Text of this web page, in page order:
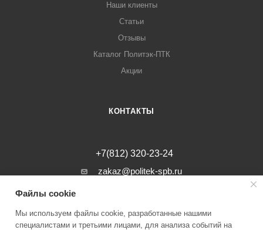
Наши клиенты
Статьи
Отзывы
Каталог Политэк-ПТК
Акции
КОНТАКТЫ
+7(812) 320-23-24
zakaz@politek-spb.ru
г. Санкт-Петербург, Минеральная ул, д.
Файлы cookie
Мы используем файлы cookie, разработанные нашими
специалистами и третьими лицами, для анализа событий на